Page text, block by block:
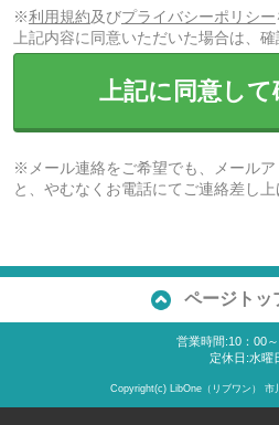
※利用規約及びプライバシーポリシー
上記内容に同意いただいた場合は、
上記に同意し
※メール連絡をご希望でも、メール
と、やむなくお電話にてご連絡差し上
ページトッ
営業時間:10：00
定休日:水曜
Copyright(c) LibOne（リブワン） 市